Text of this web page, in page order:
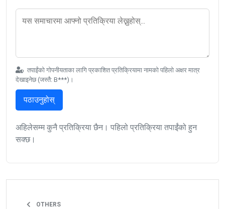
तपाईंको गोपनीयताका लागि प्रकाशित प्रतिक्रियामा नामको पहिलो अक्षर मात्र
देखाइनेछ (जस्तै: B***)।
पठाउनुहोस्
अहिलेसम्म कुनै प्रतिक्रिया छैन। पहिलो प्रतिक्रिया तपाईंको हुन
सक्छ।
OTHERS